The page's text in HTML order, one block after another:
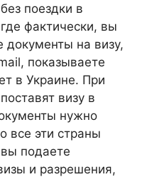
поездки в
фактически, вы
документы на визу,
показываете
в Украине. При
визу в
нужно
все эти страны
подаете
и разрешения,